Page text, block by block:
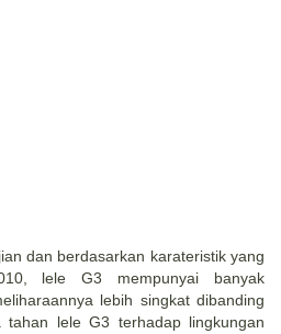
dan berdasarkan karateristik yang
lele G3 mempunyai banyak
lebih singkat dibanding
lele G3 terhadap lingkungan